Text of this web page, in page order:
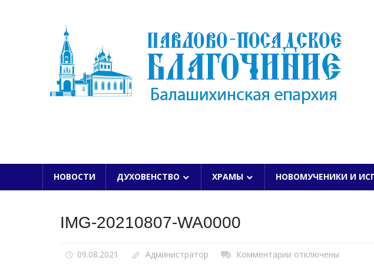
НОВОСТИ ДУХОВЕНСТВО ХРАМЫ НОВОМУЧЕНИКИ И
IMG-20210807-WA0000
09.08.2021 Администратор Комментарии котключены